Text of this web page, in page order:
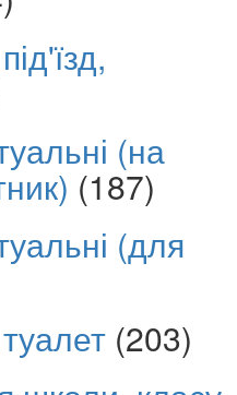
(на
(187)
(для
(203)